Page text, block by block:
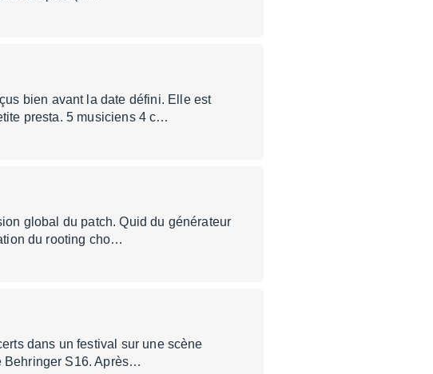
bien avant la date défini. Elle est
presta. 5 musiciens 4 c…
global du patch. Quid du générateur
du rooting cho…
dans un festival sur une scène
Behringer S16. Après…